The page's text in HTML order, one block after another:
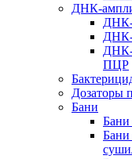
ДНК-
ДНК-
ДНК-
ДНК-
ПЦР
Дозаторы
Бани
Бани
Бани